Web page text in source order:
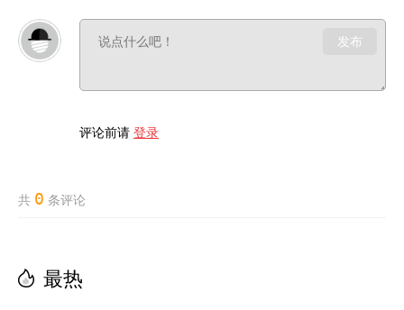
发布
评论前请 登录
共 0 条评论
最热